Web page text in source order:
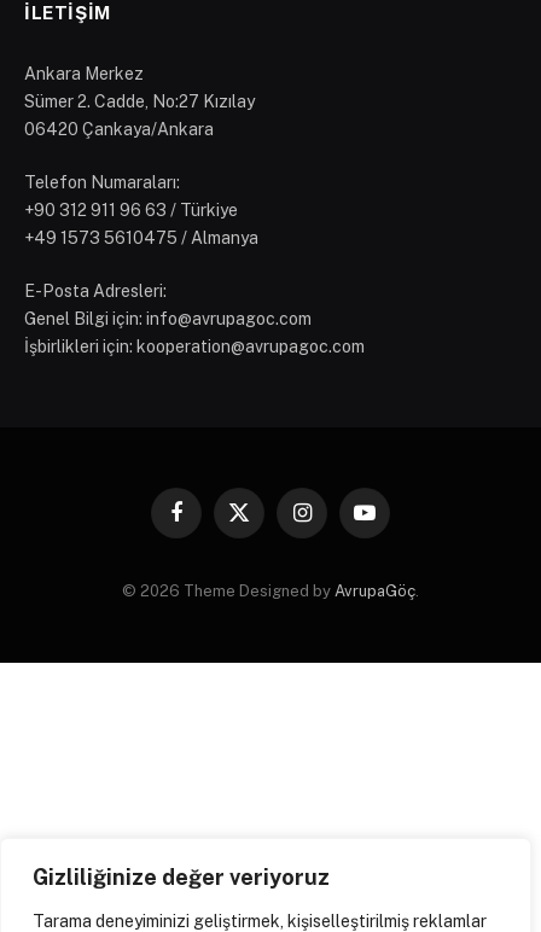
Gizliliğinize değer veriyoruz
Tarama deneyiminizi geliştirmek, kişiselleştirilmiş reklamlar
İLETIŞIM
Ankara Merkez
Sümer 2. Cadde, No:27 Kızılay
06420 Çankaya/Ankara
Telefon Numaraları:
‪+90 312 911 96 63‬ / Türkiye
+49 1573 5610475 / Almanya
E-Posta Adresleri:
Genel Bilgi için: info@avrupagoc.com
İşbirlikleri için: kooperation@avrupagoc.com
Facebook
X
InstagramYouTube
© 2026 Theme Designed by AvrupaGöç